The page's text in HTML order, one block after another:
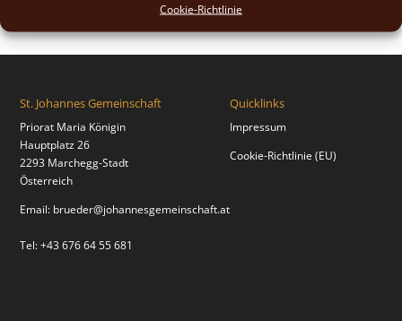
Cookie-Richtlinie
St. Johannes Gemeinschaft
Priorat Maria Königin
Hauptplatz 26
2293 Marchegg-Stadt
Österreich
Email: brueder@johannesgemeinschaft.at
Tel: +43 676 64 55 681
Quicklinks
Impressum
Cookie-Richtlinie (EU)